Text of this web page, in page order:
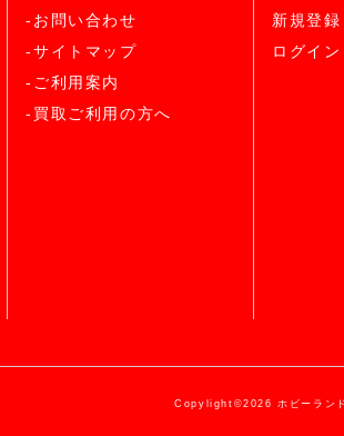
-お問い合わせ
-サイトマップ
-ご利用案内
-買取ご利用の方へ
新規登録
ログイン
Copylight©2026 ホビーラン